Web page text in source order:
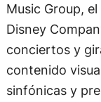
Music Group,
Disney
conciertos y
contenido
sinfónicas y